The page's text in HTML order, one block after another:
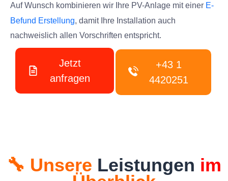
Auf Wunsch kombinieren wir Ihre PV-Anlage mit einer E-
Befund Erstellung, damit Ihre Installation auch
nachweislich allen Vorschriften entspricht.
Jetzt
anfragen
+43 1
4420251
🔧 Unsere Leistungen im